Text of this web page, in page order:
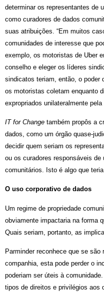
determinar os representantes de
como curadores de dados
suas atribuições. “Em muitos
comunidades de interesse que
exemplo, os motoristas de Uber
conselho e eleger os líderes
sindicatos teriam, então, o poder
os motoristas coletam enquanto
expropriados unilateralmente pela
IT for Change também propôs a
dados, como um órgão quase-
decidir quem seriam os
ou os curadores responsáveis de
comunitários. Isto é algo que
O uso corporativo de dados
Um regime de propriedade
obviamente impactaria na forma
Quais seriam, portanto, as
Parminder reconhece que se
companhia, esta pode perder o
poderiam ser úteis à
tipos de direitos e privilégios aos